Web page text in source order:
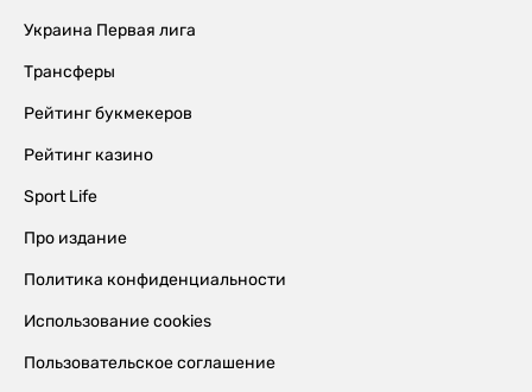
Украина Первая лига
Трансферы
Рейтинг букмекеров
Рейтинг казино
Sport Life
Про издание
Политика конфиденциальности
Использование cookies
Пользовательское соглашение